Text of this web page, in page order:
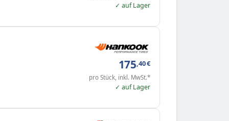
✓ auf Lager
175,40€
pro Stück, inkl. MwSt.*
✓ auf Lager